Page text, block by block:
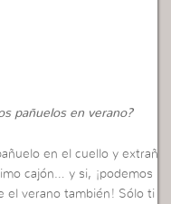
pañuelos en verano?
en el cuello y extrañ
cajón… y si, ¡podemos
el verano también! Sólo ti